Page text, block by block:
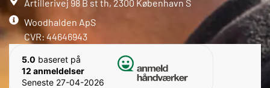
Artillerivej 98 B st th, 2300 København S
Woodhalden ApS
CVR: 44646943
5.0 baseret på
12 anmeldelser
Seneste 27-04-2026